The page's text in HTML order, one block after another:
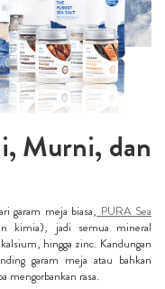
Murni, dan
garam meja biasa, PURA Sea
kimia), jadi semua mineral
hingga zinc. Kandungan
garam meja atau bahkan
mengorbankan rasa.